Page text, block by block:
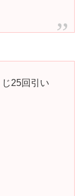
25回引い